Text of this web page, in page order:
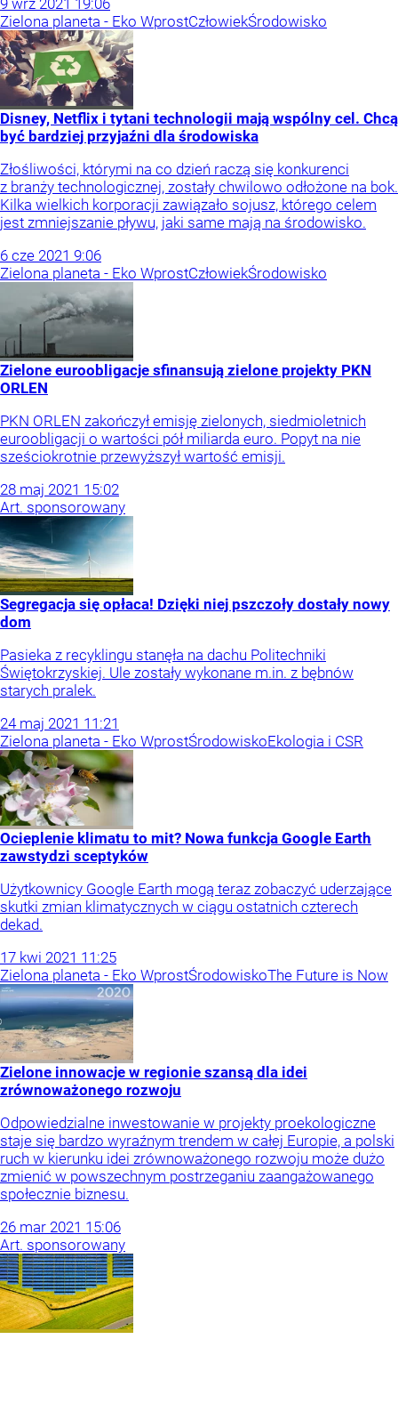
9 wrz 2021 19:06
Zielona planeta - Eko WprostCzłowiekŚrodowisko
Disney, Netflix i tytani technologii mają wspólny cel. Chcą
być bardziej przyjaźni dla środowiska
Złośliwości, którymi na co dzień raczą się konkurenci
z branży technologicznej, zostały chwilowo odłożone na bok.
Kilka wielkich korporacji zawiązało sojusz, którego celem
jest zmniejszanie pływu, jaki same mają na środowisko.
6 cze 2021 9:06
Zielona planeta - Eko WprostCzłowiekŚrodowisko
Zielone euroobligacje sfinansują zielone projekty PKN
ORLEN
PKN ORLEN zakończył emisję zielonych, siedmioletnich
euroobligacji o wartości pół miliarda euro. Popyt na nie
sześciokrotnie przewyższył wartość emisji.
28 maj 2021 15:02
Art. sponsorowany
Segregacja się opłaca! Dzięki niej pszczoły dostały nowy
dom
Pasieka z recyklingu stanęła na dachu Politechniki
Świętokrzyskiej. Ule zostały wykonane m.in. z bębnów
starych pralek.
24 maj 2021 11:21
Zielona planeta - Eko WprostŚrodowiskoEkologia i CSR
Ocieplenie klimatu to mit? Nowa funkcja Google Earth
zawstydzi sceptyków
Użytkownicy Google Earth mogą teraz zobaczyć uderzające
skutki zmian klimatycznych w ciągu ostatnich czterech
dekad.
17 kwi 2021 11:25
Zielona planeta - Eko WprostŚrodowiskoThe Future is Now
Zielone innowacje w regionie szansą dla idei
zrównoważonego rozwoju
Odpowiedzialne inwestowanie w projekty proekologiczne
staje się bardzo wyraźnym trendem w całej Europie, a polski
ruch w kierunku idei zrównoważonego rozwoju może dużo
zmienić w powszechnym postrzeganiu zaangażowanego
społecznie biznesu.
26 mar 2021 15:06
Art. sponsorowany